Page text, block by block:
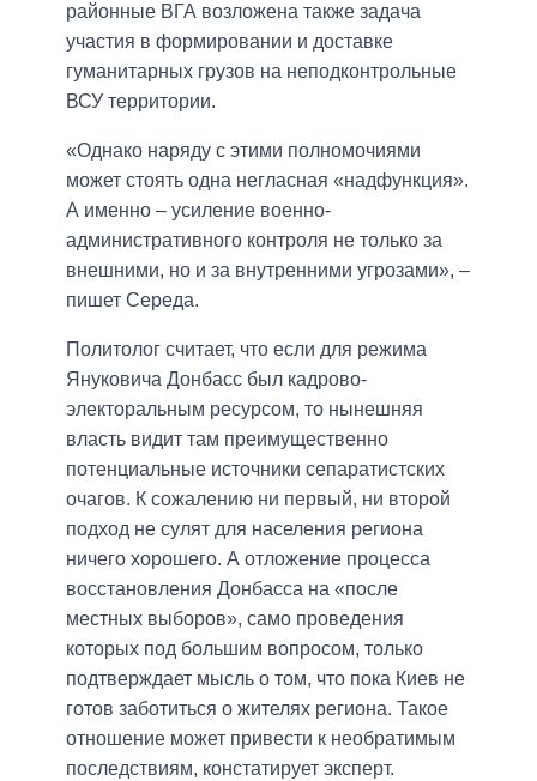
районные ВГА возложена также задача
участия в формировании и доставке
гуманитарных грузов на неподконтрольные
ВСУ территории.
«Однако наряду с этими полномочиями
может стоять одна негласная «надфункция».
А именно – усиление военно-
административного контроля не только за
внешними, но и за внутренними угрозами», –
пишет Середа.
Политолог считает, что если для режима
Януковича Донбасс был кадрово-
электоральным ресурсом, то нынешняя
власть видит там преимущественно
потенциальные источники сепаратистских
очагов. К сожалению ни первый, ни второй
подход не сулят для населения региона
ничего хорошего. А отложение процесса
восстановления Донбасса на «после
местных выборов», само проведения
которых под большим вопросом, только
подтверждает мысль о том, что пока Киев не
готов заботиться о жителях региона. Такое
отношение может привести к необратимым
последствиям, констатирует эксперт.